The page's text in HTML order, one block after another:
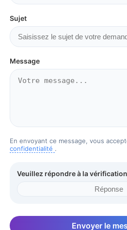
Sujet
Message
En envoyant ce message, vous
confidentialité .
Veuillez répondre à la
Envoyer le